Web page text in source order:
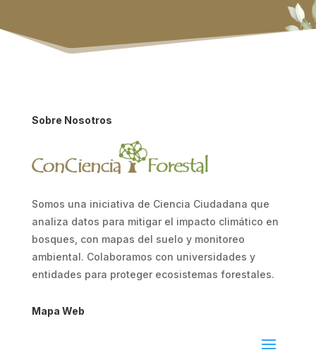
Sobre Nosotros
Somos una iniciativa de Ciencia Ciudadana que
analiza datos para mitigar el impacto climático en
bosques, con mapas del suelo y monitoreo
ambiental. Colaboramos con universidades y
entidades para proteger ecosistemas forestales.
Mapa Web